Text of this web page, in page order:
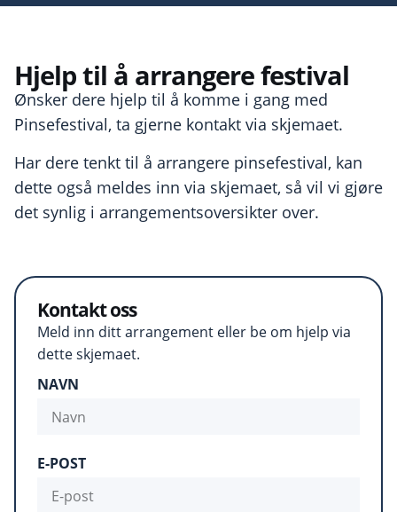
Hjelp til å arrangere festival
Ønsker dere hjelp til å komme i gang med
Pinsefestival, ta gjerne kontakt via skjemaet.
Har dere tenkt til å arrangere pinsefestival, kan
dette også meldes inn via skjemaet, så vil vi gjøre
det synlig i arrangementsoversikter over.
Kontakt oss
Meld inn ditt arrangement eller be om hjelp via
dette skjemaet.
NAVN
E-POST